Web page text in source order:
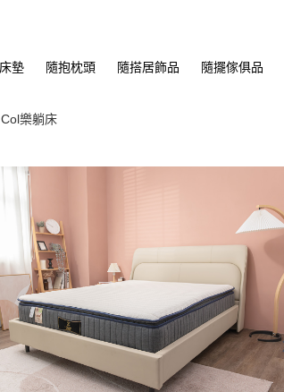
墊 隨抱枕頭 隨搭居飾品 隨擺傢俱品
樂躺床